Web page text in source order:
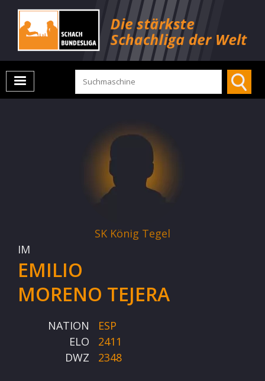
SK König Tegel
IM
EMILIO
MORENO TEJERA
NATION
ESP
ELO
2411
DWZ
2348